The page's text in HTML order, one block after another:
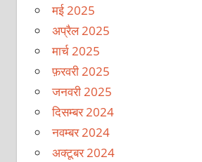
मई 2025
अप्रैल 2025
मार्च 2025
फ़रवरी 2025
जनवरी 2025
दिसम्बर 2024
नवम्बर 2024
अक्टूबर 2024